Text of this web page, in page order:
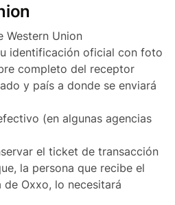
Western Union
identificación oficial con foto
completo del receptor
y país a donde se enviará
(en algunas agencias
el ticket de transacción
la persona que recibe el
Oxxo, lo necesitará